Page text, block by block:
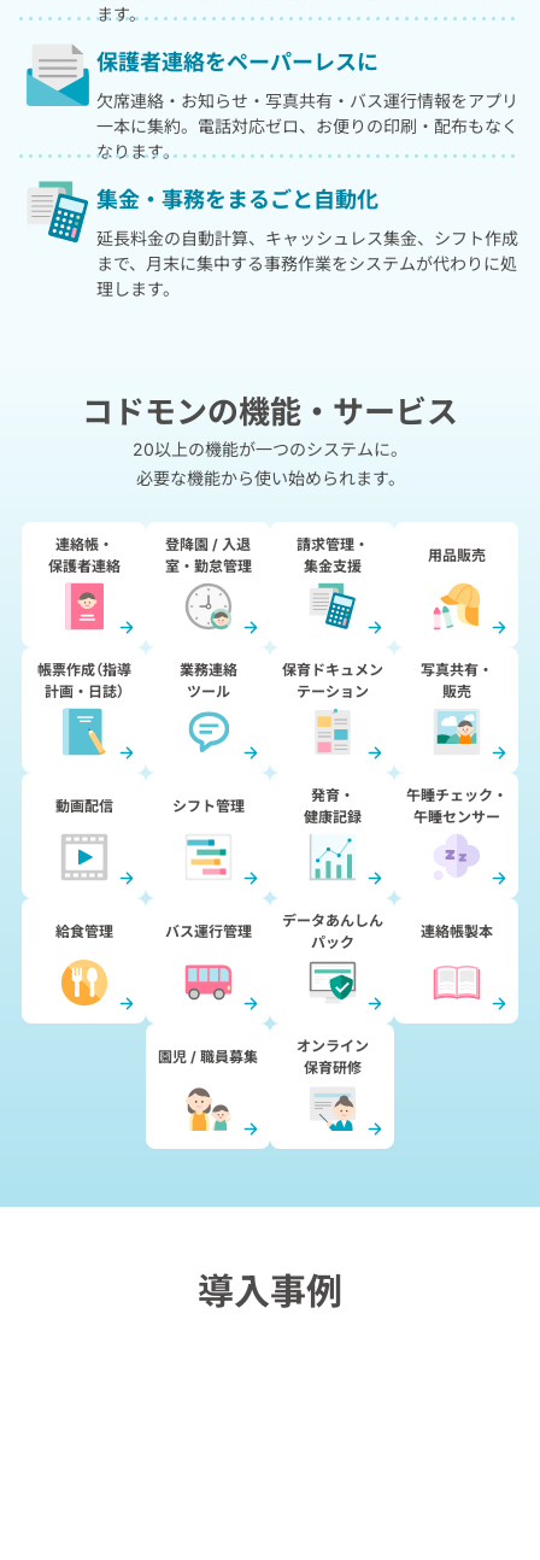
ます。
保護者連絡をペーパーレスに
欠席連絡・お知らせ・写真共有・バス運行情報をアプリ
一本に集約。電話対応ゼロ、お便りの印刷・配布もなく
なります。
集金・事務を まるごと自動化
延長料金の自動計算、キャッシュレス集金、シフト作成
まで、月末に集中する事務作業をシステムが代わりに処
理します。
コドモンの機能・サービス
20以上の機能が一つのシステムに。
必要な機能から使い始められます。
連絡帳・
保護者連絡
登降園 / 入退
室・勤怠管理
請求管理・
集金支援
用品販売
帳票作成（指導
計画・日誌）
業務連絡
ツール
保育ドキュメン
テーション
写真共有・
販売
動画配信 シフト管理
発育・
健康記録
午睡チェック・
午睡センサー
給食管理 バス運行管理
データあんしん
パック
連絡帳製本
園児 / 職員募集
オンライン
保育研修
導入事例